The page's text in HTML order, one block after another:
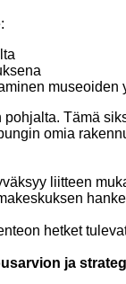
Tämä
omia
liitteen
hetket
ja